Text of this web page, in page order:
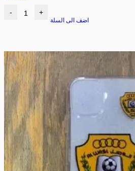
- +
اضف الى السلة